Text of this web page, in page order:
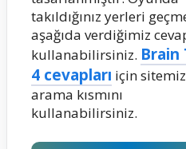
takıldığınız yerleri
aşağıda verdiğimiz
kullanabilirsiniz. Brain
4 cevapları için
arama kısmını
kullanabilirsiniz.